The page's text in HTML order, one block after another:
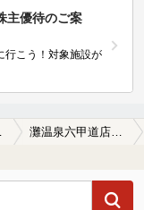
主優待のご案
行こう！対象施設が
覧 灘温泉六甲道店の口コミ 施設外観